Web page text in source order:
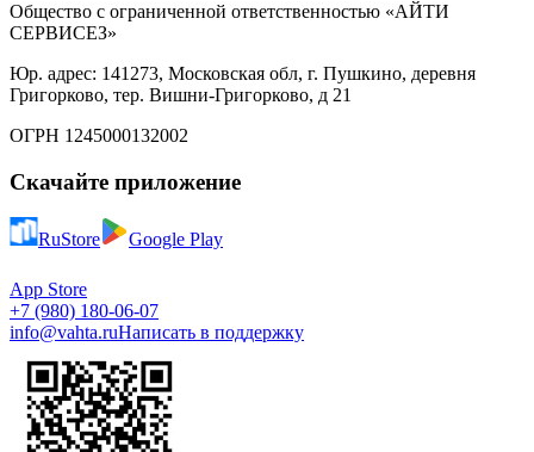
Общество с ограниченной ответственностью «АЙТИ
СЕРВИСЕЗ»
Юр. адрес: 141273, Московская обл, г. Пушкино, деревня
Григорково, тер. Вишни-Григорково, д 21
ОГРН 1245000132002
Скачайте приложение
RuStore Google Play
App Store
+7 (980) 180-06-07
info@vahta.ruНаписать в поддержку